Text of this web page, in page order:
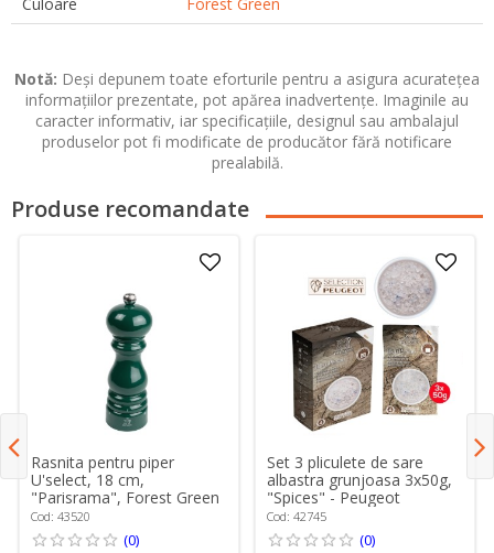
Notă: Deși depunem toate eforturile pentru a asigura acuratețea
informațiilor prezentate, pot apărea inadvertențe. Imaginile au
caracter informativ, iar specificațiile, designul sau ambalajul
produselor pot fi modificate de producător fără notificare
prealabilă.
Produse recomandate
Rasnita pentru piper
U'select, 18 cm,
"Parisrama", Forest Green
- Peugeot
Cod: 43520
(0)
Set 3 pliculete de sare
albastra grunjoasa 3x50g,
"Spices" - Peugeot
Cod: 42745
(0)